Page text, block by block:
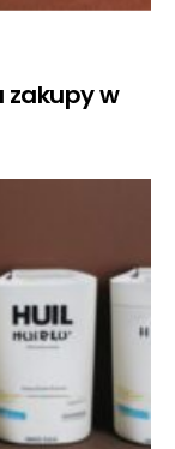
w